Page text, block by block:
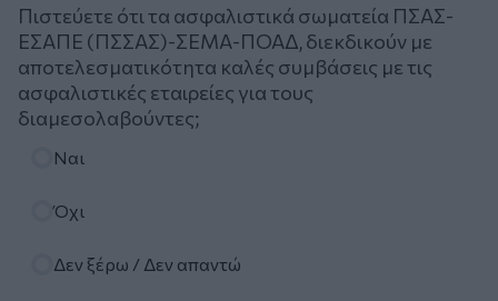
Πιστεύετε ότι τα ασφαλιστικά σωματεία ΠΣΑΣ-
ΕΣΑΠΕ (ΠΣΣΑΣ)-ΣΕΜΑ-ΠΟΑΔ, διεκδικούν με
αποτελεσματικότητα καλές συμβάσεις με τις
ασφαλιστικές εταιρείες για τους
διαμεσολαβούντες;
Ναι
Όχι
Δεν ξέρω / Δεν απαντώ